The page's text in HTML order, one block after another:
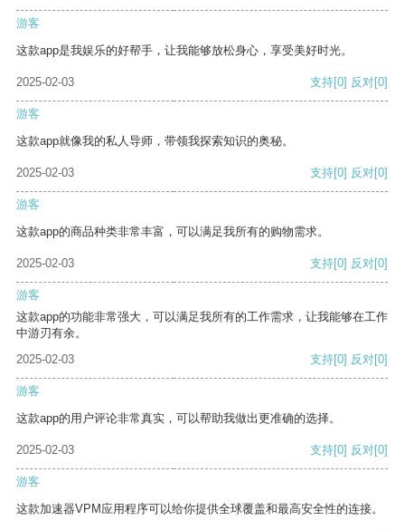
游客
这款app是我娱乐的好帮手，让我能够放松身心，享受美好时光。
2025-02-03 支持[0] 反对[0]
游客
这款app就像我的私人导师，带领我探索知识的奥秘。
2025-02-03 支持[0] 反对[0]
游客
这款app的商品种类非常丰富，可以满足我所有的购物需求。
2025-02-03 支持[0] 反对[0]
游客
这款app的功能非常强大，可以满足我所有的工作需求，让我能够在工作
中游刃有余。
2025-02-03
支持[0] 反对[0]
游客
这款app的用户评论非常真实，可以帮助我做出更准确的选择。
2025-02-03 支持[0] 反对[0]
游客
这款加速器VPM应用程序可以给你提供全球覆盖和最高安全性的连接。